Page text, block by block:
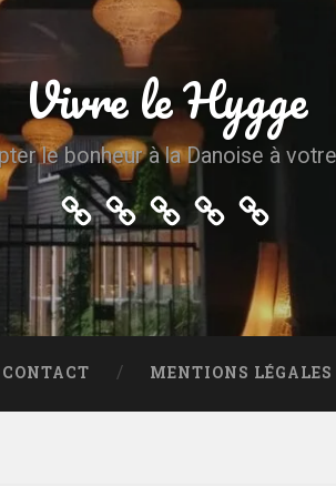
Vivre le Hygge
le bonheur à la Danoise à
Accueil
Plan
du
site
A
propos
Contact
légales
&
co
CONTACT MENTIONS LÉGALES